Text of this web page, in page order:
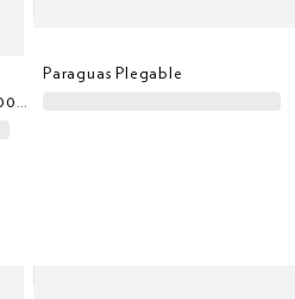
Paraguas Plegable